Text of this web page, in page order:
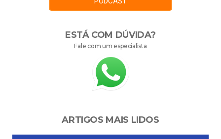
ESTÁ COM DÚVIDA?
Fale com um especialista
ARTIGOS MAIS LIDOS